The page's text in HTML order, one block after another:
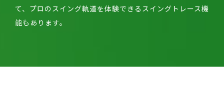
て、プロのスイング軌道を体験できるスイングトレース機
能もあります。